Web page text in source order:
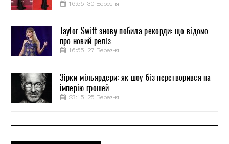
16:55, 30 Березня
Taylor Swift знову побила рекорди: що відомо
про новий реліз
16:55, 27 Березня
Зірки-мільярдери: як шоу-біз перетворився на
імперію грошей
23:15, 25 Березня